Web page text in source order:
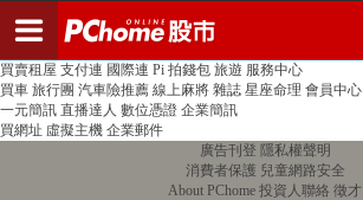
PChome首頁 線上購物 24h購物 書店
買賣租屋 支付連 國際連 Pi 拍錢包 旅遊 服務中心
買車 旅行團 汽車險推薦 線上麻將 雜誌 星座命理 會員中心
一元簡訊 直播達人 數位憑證 企業簡訊
買網址 虛擬主機 企業郵件
廣告刊登 隱私權聲明
消費者保護 兒童網路安全
About PChome 投資人聯絡 徵才